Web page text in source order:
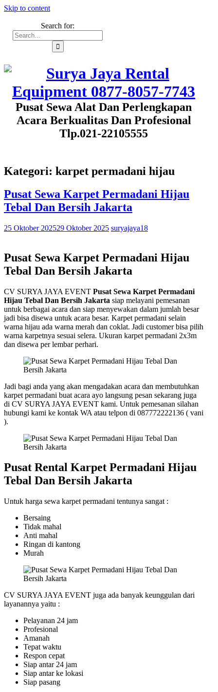
Skip to content
Search for:
Pusat Sewa Alat Dan Perlengkapan
Acara Berkualitas Dan Profesional
Tlp.021-22105555
Kategori: karpet permadani hijau
Pusat Sewa Karpet Permadani Hijau
Tebal Dan Bersih Jakarta
25 Oktober 202529 Oktober 2025 suryajaya18
Pusat Sewa Karpet Permadani Hijau
Tebal Dan Bersih Jakarta
CV SURYA JAYA EVENT Pusat Sewa Karpet Permadani
Hijau Tebal Dan Bersih Jakarta siap melayani pemesanan
untuk berbagai acara dan siap menyewakan dalam jumlah besar
jadi bisa disewa untuk acara besar. Karpet permadani selain
warna hijau ada warna merah dan coklat. Jadi customer bisa pilih
warna karpetnya sesuai selera. Ukuran karpet permadani 2x3m
dan disewa per lembar perhari.
Jadi bagi anda yang akan mengadakan acara dan membutuhkan
karpet permadani buat acara ayo langsung pesan sekarang juga
di CV SURYA JAYA EVENT kami. Untuk pemesanan silahan
hubungi kami ke kontak WA atau telpon di 087772222136 ( vani
).
Pusat Rental Karpet Permadani Hijau
Tebal Dan Bersih Jakarta
Untuk harga sewa karpet permadani tentunya sangat :
Bersaing
Tidak mahal
Anti mahal
Ringan di kantong
Murah
CV SURYA JAYA EVENT juga ada banyak keunggulan dari
layanannya yaitu :
Pelayanan 24 jam
Profesional
Amanah
Tepat waktu
Respon cepat
Siap antar 24 jam
Siap antar ke lokasi
Siap pasang